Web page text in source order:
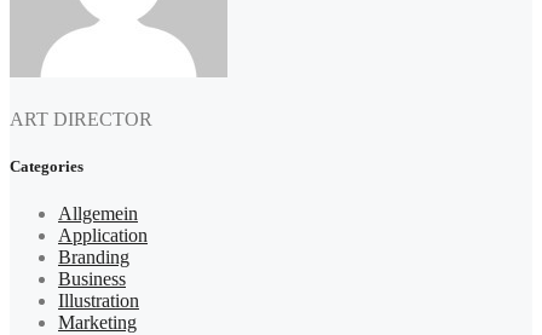
ART DIRECTOR
Categories
Allgemein
Application
Branding
Business
Illustration
Marketing